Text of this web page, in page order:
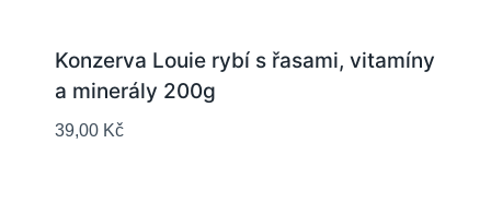
Konzerva Louie rybí s řasami, vitamíny
a minerály 200g
39,00 Kč